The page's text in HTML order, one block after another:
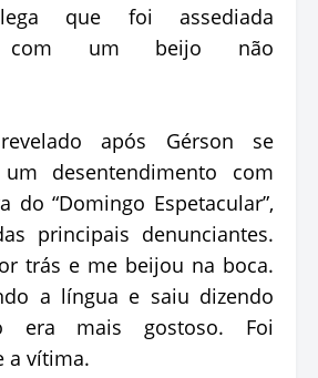
que foi assediada
com um beijo não
após Gérson se
desentendimento com
do “Domingo Espetacular”,
principais denunciantes.
trás e me beijou na boca.
a língua e saiu dizendo
era mais gostoso. Foi
a vítima.